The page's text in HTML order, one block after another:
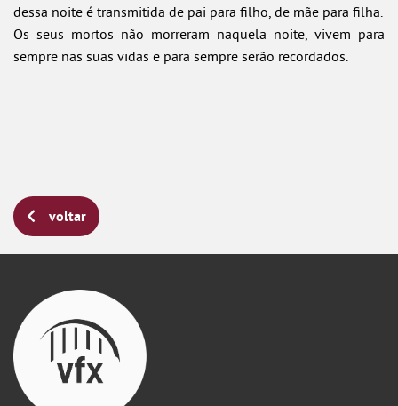
dessa noite é transmitida de pai para filho, de mãe para filha.
Os seus mortos não morreram naquela noite, vivem para
sempre nas suas vidas e para sempre serão recordados.
voltar